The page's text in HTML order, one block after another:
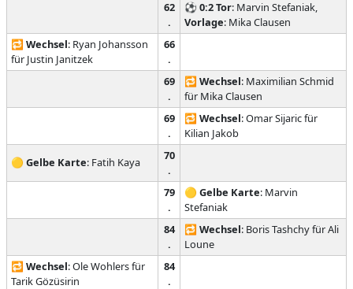
62
.
⚽ 0:2Tor: Marvin Stefaniak,
Vorlage: Mika Clausen
🔁 Wechsel: Ryan Johansson
für Justin Janitzek
66
.
69
.
🔁 Wechsel: Maximilian Schmid
für Mika Clausen
69
.
🔁 Wechsel: Omar Sijaric für
Kilian Jakob
🟡 Gelbe Karte: Fatih Kaya
70
.
79
.
🟡 Gelbe Karte: Marvin
Stefaniak
84
.
🔁 Wechsel: Boris Tashchy für Ali
Loune
🔁 Wechsel: Ole Wohlers für
Tarik Gözüsirin
84
.